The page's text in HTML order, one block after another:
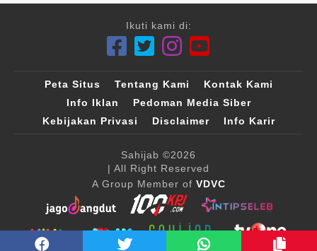
Ikuti kami di:
Peta Situs Tentang Kami
Kontak Kami
Info Iklan
Pedoman Media Siber
Kebijakan Privasi
Disclaimer Info Karir
Sahijab ©2026
| All Right Reserved
A Group Member of VDVC